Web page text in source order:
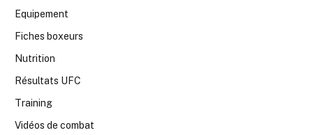
Equipement
Fiches boxeurs
Nutrition
Résultats UFC
Training
Vidéos de combat